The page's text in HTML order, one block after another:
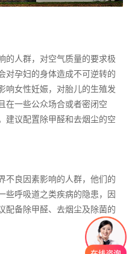
的人群，对空气质量的要求极
对孕妇的身体造成不可逆转的
响女性妊娠，对胎儿的生殖发
在一些公众场合或者密闭空
建议配置除甲醛和去烟尘的空
不良因素影响的人群，他们的
些呼吸道之类疾病的隐患，因
配备除甲醛、去烟尘及除菌的